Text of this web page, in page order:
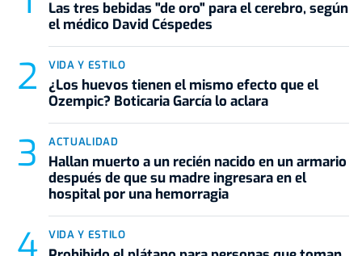
Las tres bebidas "de oro" para el cerebro, según
el médico David Céspedes
VIDA Y ESTILO
¿Los huevos tienen el mismo efecto que el
Ozempic? Boticaria García lo aclara
ACTUALIDAD
Hallan muerto a un recién nacido en un armario
después de que su madre ingresara en el
hospital por una hemorragia
VIDA Y ESTILO